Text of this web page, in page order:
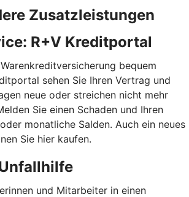
Zusatzleistungen
R+V Kreditportal
bequem
sehen Sie Ihren Vertrag und
neue oder streichen nicht mehr
Sie einen Schaden und Ihren
monatliche Salden. Auch ein neues
Sie hier kaufen.
und Mitarbeiter in einen